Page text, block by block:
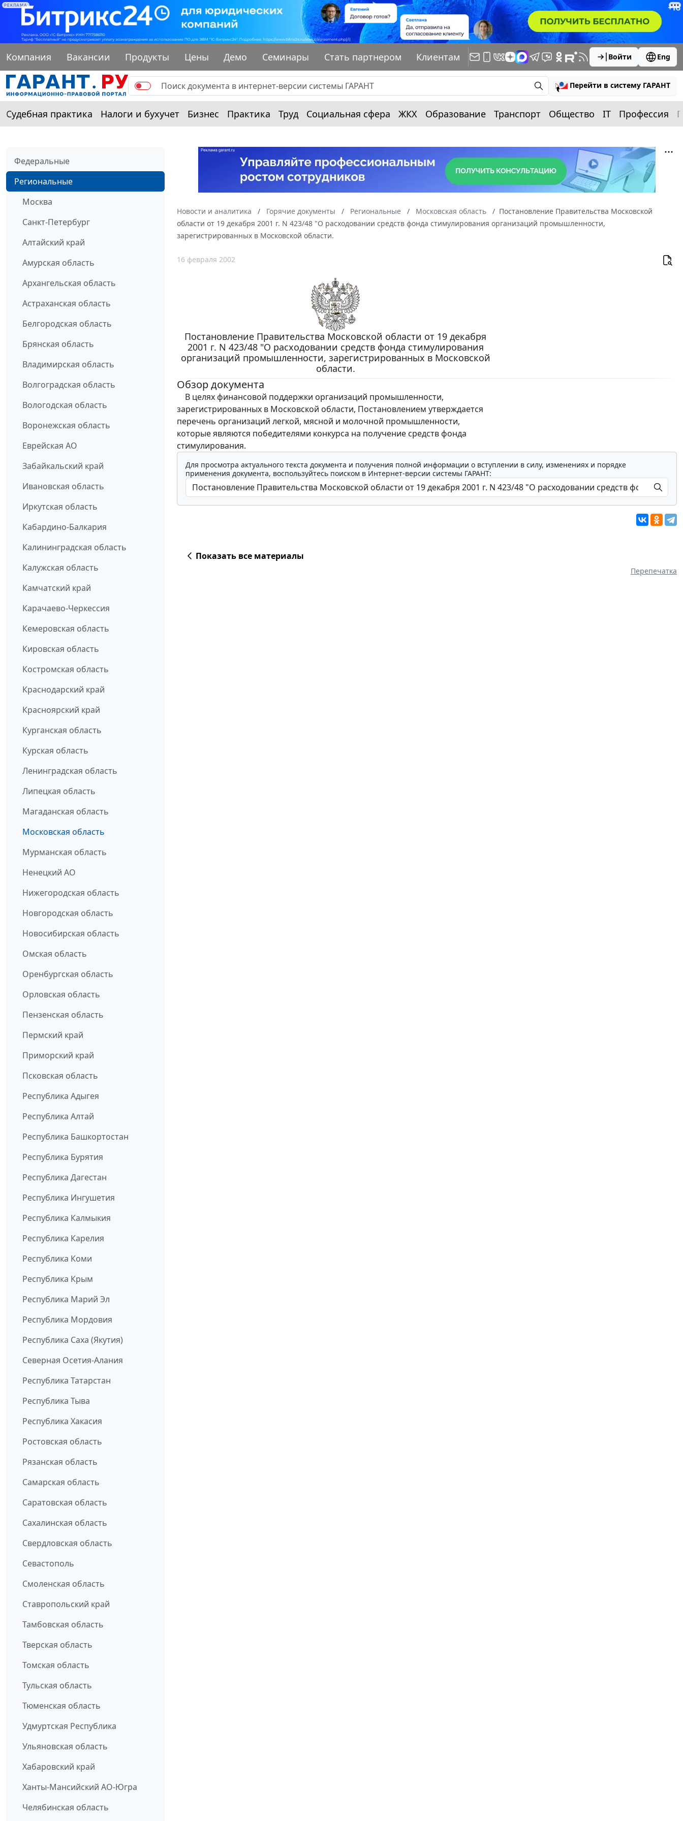
РЕКЛАМА
Компания Вакансии Продукты Цены Демо Семинары Стать партнером Клиентам Войти Eng
Перейти в систему ГАРАНТ
Судебная практика Налоги и бухучет Бизнес Практика Труд Социальная сфера ЖКХ Образование Транспорт Общество IT Профессия
Федеральные
Региональные
Москва
Санкт-Петербург
Алтайский край
Амурская область
Архангельская область
Астраханская область
Белгородская область
Брянская область
Владимирская область
Волгоградская область
Вологодская область
Воронежская область
Еврейская АО
Забайкальский край
Ивановская область
Иркутская область
Кабардино-Балкария
Калининградская область
Калужская область
Камчатский край
Карачаево-Черкессия
Кемеровская область
Кировская область
Костромская область
Краснодарский край
Красноярский край
Курганская область
Курская область
Ленинградская область
Липецкая область
Магаданская область
Московская область
Мурманская область
Ненецкий АО
Нижегородская область
Новгородская область
Новосибирская область
Омская область
Оренбургская область
Орловская область
Пензенская область
Пермский край
Приморский край
Псковская область
Республика Адыгея
Республика Алтай
Республика Башкортостан
Республика Бурятия
Республика Дагестан
Республика Ингушетия
Республика Калмыкия
Республика Карелия
Республика Коми
Республика Крым
Республика Марий Эл
Республика Мордовия
Республика Саха (Якутия)
Северная Осетия-Алания
Республика Татарстан
Республика Тыва
Республика Хакасия
Ростовская область
Рязанская область
Самарская область
Саратовская область
Сахалинская область
Свердловская область
Севастополь
Смоленская область
Ставропольский край
Тамбовская область
Тверская область
Томская область
Тульская область
Тюменская область
Удмуртская Республика
Ульяновская область
Хабаровский край
Ханты-Мансийский АО-Югра
Челябинская область
Новости и аналитика Горячие документы Региональные Московская область
Постановление Правительства Московской
области от 19 декабря 2001 г. N 423/48 "О расходовании средств фонда стимулирования организаций промышленности,
зарегистрированных в Московской области.
16 февраля 2002
Постановление Правительства Московской области от 19 декабря
2001 г. N 423/48 "О расходовании средств фонда стимулирования
организаций промышленности, зарегистрированных в Московской
области.
Обзор документа
В целях финансовой поддержки организаций промышленности,
зарегистрированных в Московской области, Постановлением утверждается
перечень организаций легкой, мясной и молочной промышленности,
которые являются победителями конкурса на получение средств фонда
стимулирования.
Для просмотра актуального текста документа и получения полной информации о вступлении в силу, изменениях и порядке
применения документа, воспользуйтесь поиском в Интернет-версии системы ГАРАНТ:
Показать все материалы
Перепечатка